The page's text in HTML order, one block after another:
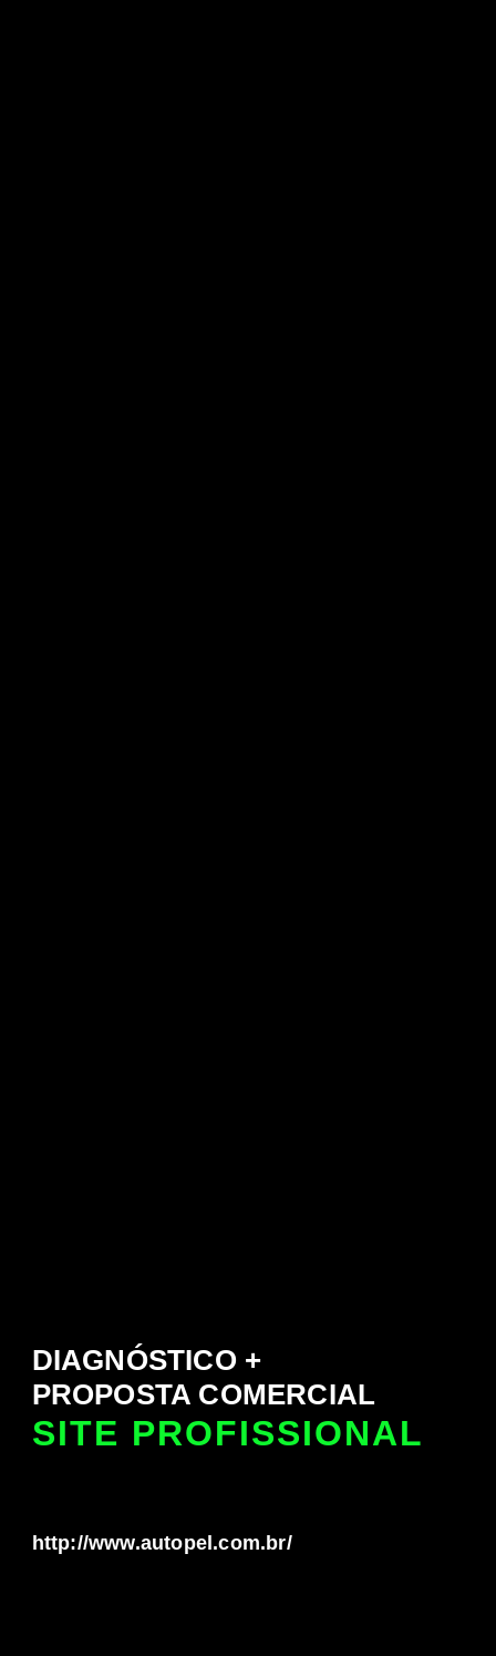
DIAGNÓSTICO +
PROPOSTA COMERCIAL
SITE PROFISSIONAL
http://www.autopel.com.br/